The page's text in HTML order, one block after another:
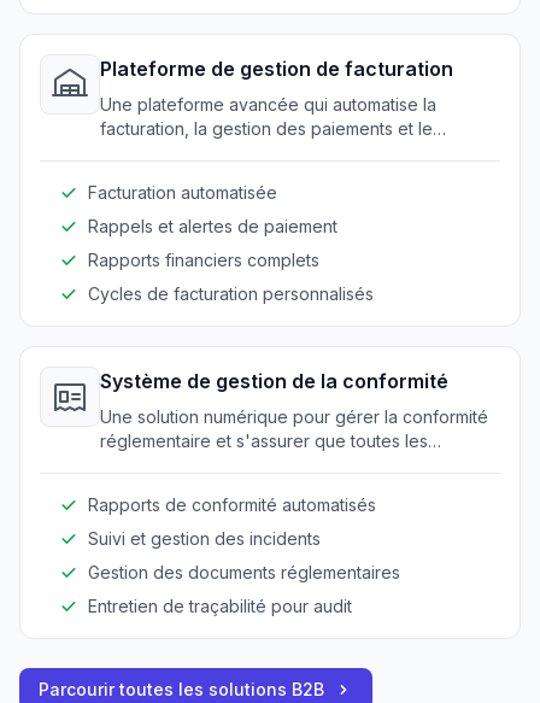
Plateforme de gestion de facturation
Une plateforme avancée qui automatise la
facturation, la gestion des paiements et le
Facturation automatisée
Rappels et alertes de paiement
Rapports financiers complets
Cycles de facturation personnalisés
Système de gestion de la conformité
Une solution numérique pour gérer la conformité
réglementaire et s'assurer que toutes les
Rapports de conformité automatisés
Suivi et gestion des incidents
Gestion des documents réglementaires
Entretien de traçabilité pour audit
Parcourir toutes les solutions B2B